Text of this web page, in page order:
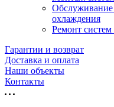
Обслуживание
охлаждения
Ремонт систем
Гарантии и возврат
Доставка и оплата
Наши объекты
Контакты